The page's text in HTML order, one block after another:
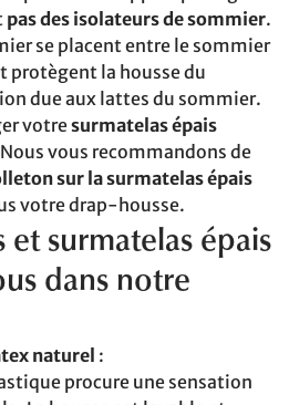
pas des isolateurs de sommier.
se placent entre le sommier
protègent la housse du
due aux lattes du sommier.
votresurmatelas épais
Nous vous recommandons de
sur la surmatelas épais
votre drap-housse.
surmatelas épais
dans notre
naturel :
procure une sensation